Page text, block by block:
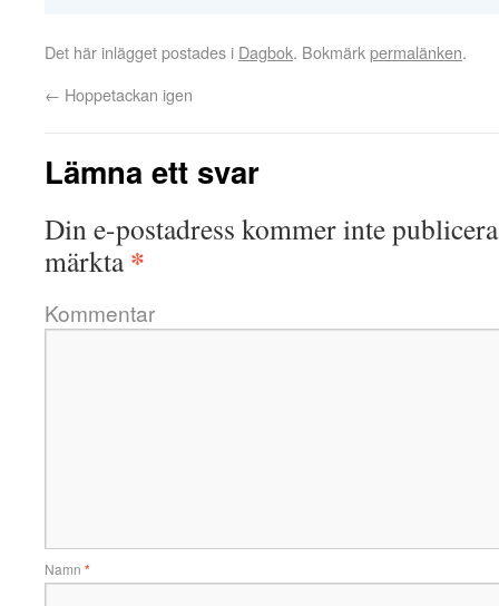
Det här inlägget postades i Dagbok. Bokmärkpermalänken.
← Hoppetackan igen
Lämna ett svar
Din e-postadress kommer inte
märkta*
Kommentar
Namn *